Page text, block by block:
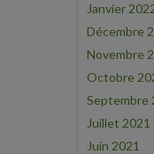
Janvier
Décembre
Novembre
Octobre
Septembre
Juillet 2021
Juin 2021